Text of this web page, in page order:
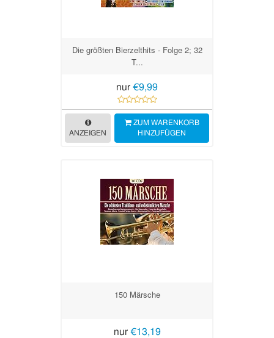
Die größten Bierzelthits - Folge 2; 32
T...
nur €9,99
ANZEIGEN
ZUM WARENKORB
HINZUFÜGEN
150 Märsche
nur €13,19